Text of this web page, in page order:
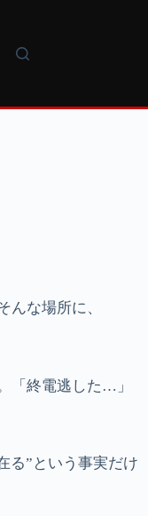
な場所に、
「終電逃した…」
る”という事実だけ